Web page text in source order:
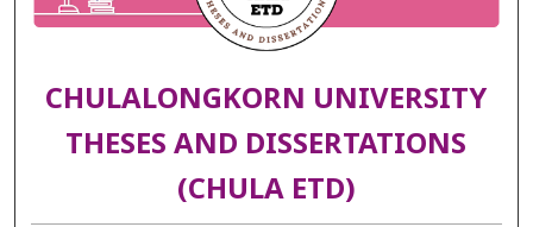
CHULALONGKORN UNIVERSITY
THESES AND DISSERTATIONS
(CHULA ETD)